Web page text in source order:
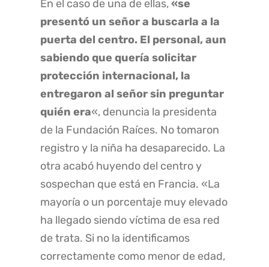
En el caso de una de ellas,«se
presentó un señor a buscarla a la
puerta del centro. El personal, aun
sabiendo que quería solicitar
protección internacional, la
entregaron al señor sin preguntar
quién era«, denuncia la presidenta
de la Fundación Raíces. No tomaron
registro y la niña ha desaparecido. La
otra acabó huyendo del centro y
sospechan que está en Francia. «La
mayoría o un porcentaje muy elevado
ha llegado siendo víctima de esa red
de trata. Si no la identificamos
correctamente como menor de edad,